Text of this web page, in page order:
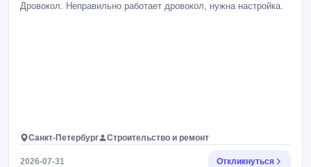
Дровокол. Неправильно работает дровокол, нужна настройка.
Санкт-Петербург Строительство и ремонт
2026-07-31 Откликнуться